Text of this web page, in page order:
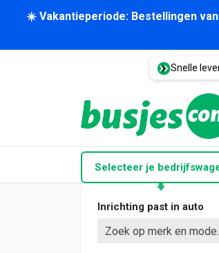
☀️ Vakantieperiode: Bestellingen
Snelle
Selecteer je
Inrichting past in auto
Zoek